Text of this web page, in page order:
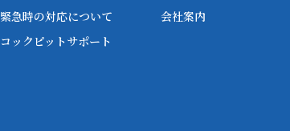
緊急時の対応について
コックピットサポート
会社案内